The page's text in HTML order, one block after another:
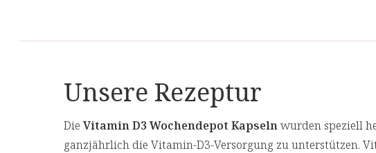
Unsere Rezeptur
Die Vitamin D3 Wochendepot Kapselnwurden speziell
ganzjährlich die Vitamin-D3-Versorgung zu unterstützen.